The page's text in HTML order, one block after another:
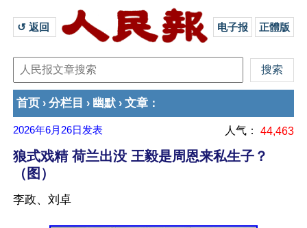
↺ 返回 电子报 正體版
首页 › 分栏目 › 幽默 › 文章 ：
2026年6月26日 发表 人气： 44,463
狼式戏精 荷兰出没 王毅是周恩来私生子？
（图）
李政、刘卓